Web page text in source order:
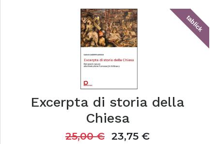
tablick
Excerpta di storia della
Chiesa
25,00€ 23,75 €